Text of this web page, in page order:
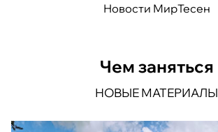
Новости МирТесен
Чем заняться
НОВЫЕ МАТЕРИАЛЫ